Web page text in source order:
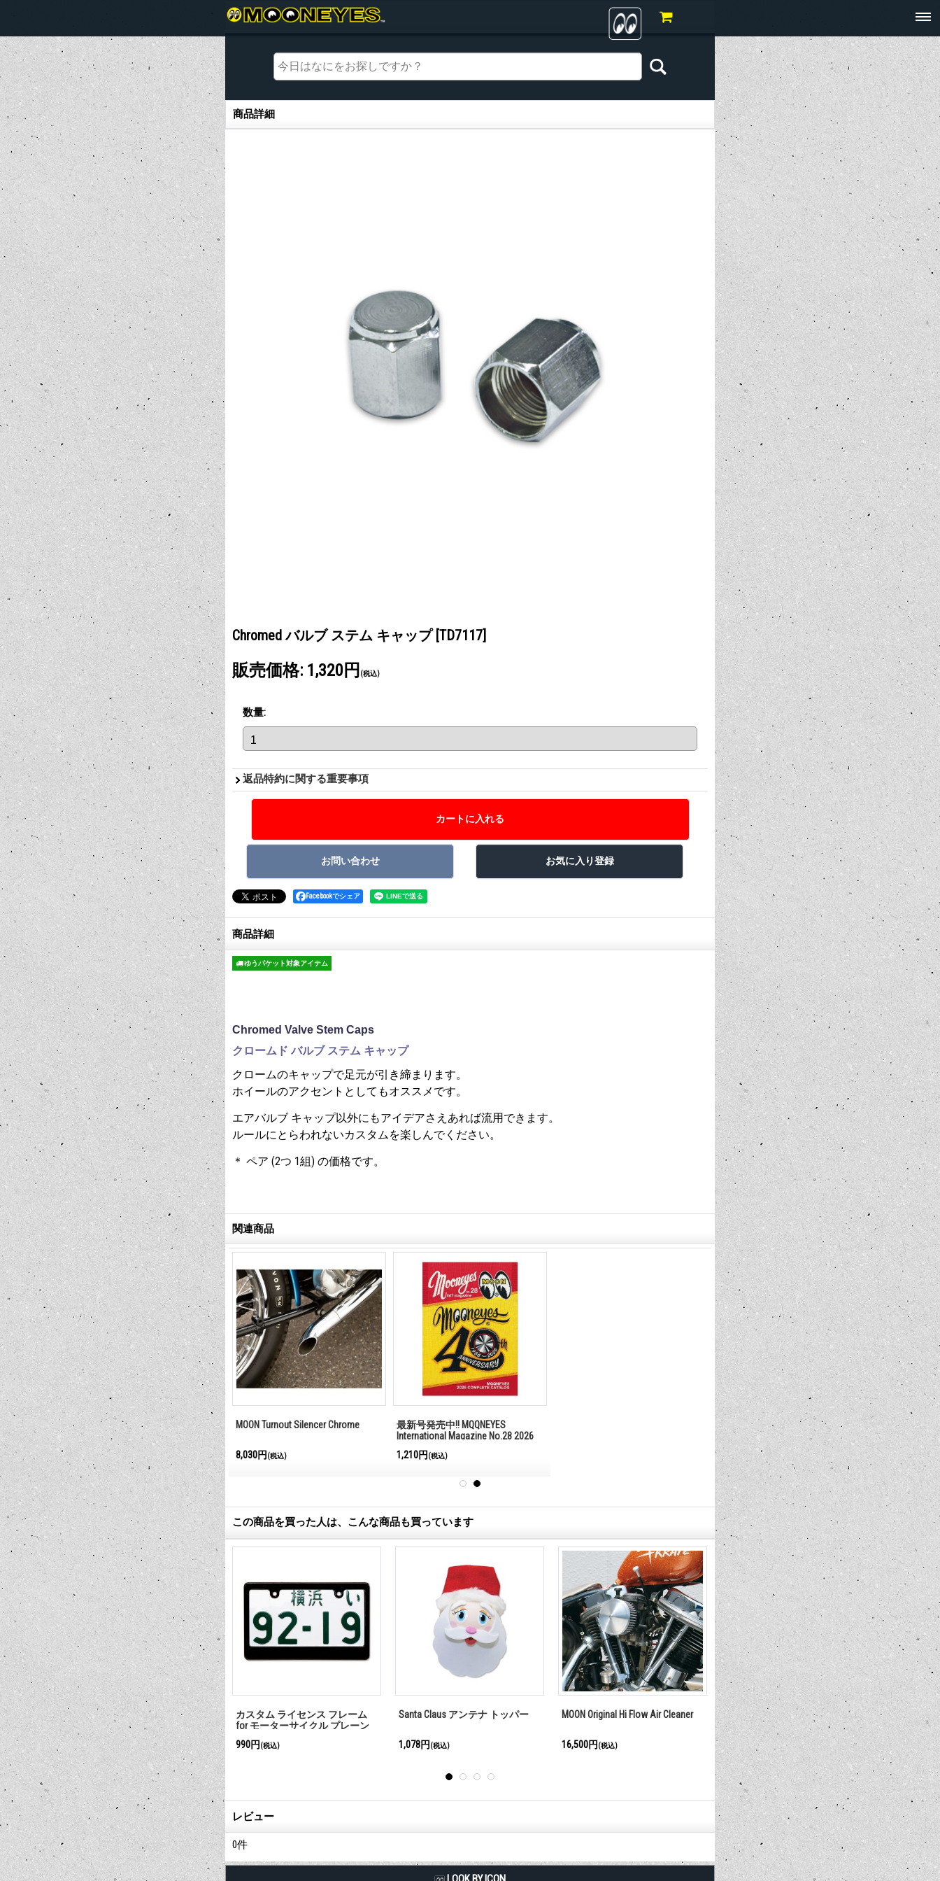
商品詳細
商品詳細
Chromed バルブ ステム キャップ [TD7117]
販売価格: 1,320円 (税込)
数量:
返品特約に関する重要事項
Facebookでシェア
商品詳細
ゆうパケット対象アイテム
Chromed Valve Stem Caps
クロームド バルブ ステム キャップ
クロームのキャップで足元が引き締まります。
ホイールのアクセントとしてもオススメです。
エアバルブ キャップ以外にもアイデアさえあれば流用できます。
ルールにとらわれないカスタムを楽しんでください。
＊ ペア (2つ 1組) の価格です。
関連商品
バルブ キャ Star Air Valve ゴ－ルド
1,320円 (税込)
MOON Turnout Silencer Chrome
8,030円 (税込)
最新号発売中!! MQQNEYES
International Magazine No.28 2026
1,210円 (税込)
この商品を買った人は、こんな商品も買っています
ッパー MOON Original Hi Flow Air Cleaner
16,500円
MOON Air Cleaner Top Complete set
30,800円(税込)
ウイング付き バレット タイプ
1,430円 (税込)
38th MOONEYES Street Car
880円(税込)
モーターサイクル ライセンス フ
レーム 50cc〜125cc
1,980円 (税込)
No Site
進入禁止)
660円
(税込)
レビュー
0件